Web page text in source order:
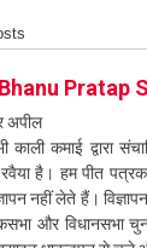
Pratap
अपील
काली कमाई द्वारा
है। हम पीत
नहीं लेते हैं।
और विधानसभा